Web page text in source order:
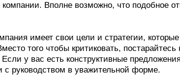
компании. Вполне возможно, что подобное
имеет свои цели и стратегии,
того чтобы критиковать, постарайтесь
у вас есть конструктивные
руководством в уважительной форме.